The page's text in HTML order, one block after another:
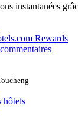
instantanées
Rewards
hôtels